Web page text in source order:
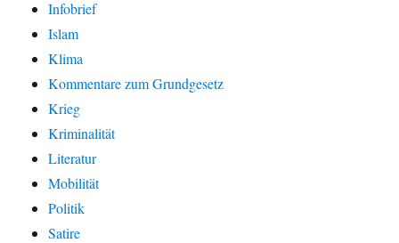
Infobrief
Islam
Klima
Kommentare zum Grundgesetz
Krieg
Kriminalität
Literatur
Mobilität
Politik
Satire